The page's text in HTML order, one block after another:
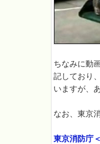
ちなみに動
記しており
いますが、
なお、東京
東京消防庁